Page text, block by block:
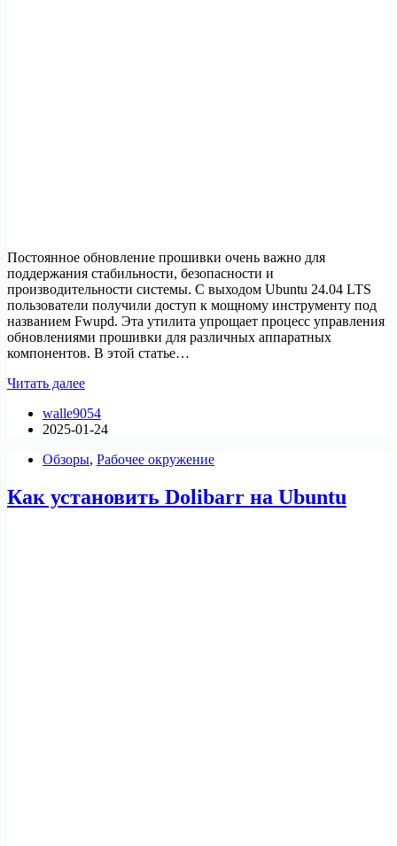
Постоянное обновление прошивки очень важно для
поддержания стабильности, безопасности и
производительности системы. С выходом Ubuntu 24.04 LTS
пользователи получили доступ к мощному инструменту под
названием Fwupd. Эта утилита упрощает процесс управления
обновлениями прошивки для различных аппаратных
компонентов. В этой статье…
Читать далееКак
Fwupd
на
walle9054
2025-01-24
Обзоры, Рабочее окружение
Как установить Dolibarr на Ubuntu